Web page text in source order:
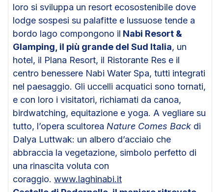
loro si sviluppa un resort ecosostenibile dove
lodge sospesi su palafitte e lussuose tende a
bordo lago compongono il Nabi Resort &
Glamping, il più grande del Sud Italia, un
hotel, il Plana Resort, il Ristorante Res e il
centro benessere Nabi Water Spa, tutti integrati
nel paesaggio. Gli uccelli acquatici sono tornati,
e con loro i visitatori, richiamati da canoa,
birdwatching, equitazione e yoga. A vegliare su
tutto, l’opera scultorea Nature Comes Back di
Dalya Luttwak: un albero d’acciaio che
abbraccia la vegetazione, simbolo perfetto di
una rinascita voluta con
coraggio. www.laghinabi.it